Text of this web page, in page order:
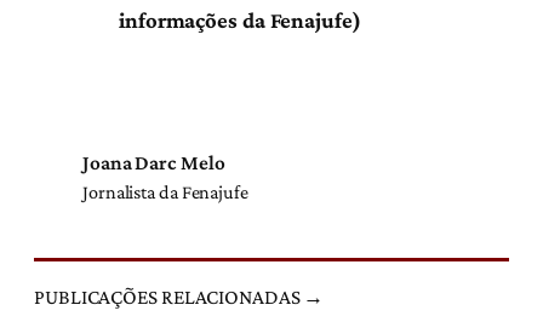
informações da Fenajufe)
Joana Darc Melo
Jornalista da Fenajufe
PUBLICAÇÕES RELACIONADAS →